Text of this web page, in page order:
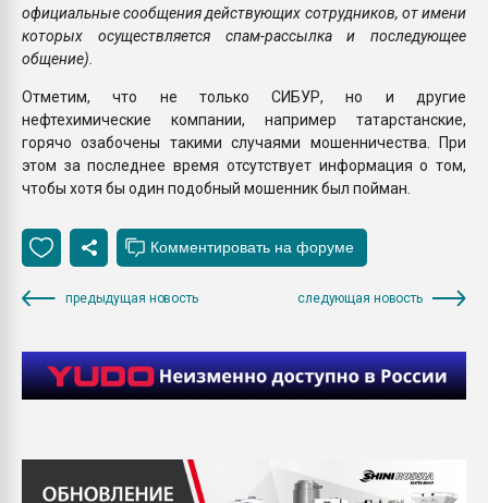
официальные сообщения действующих сотрудников, от имени
которых осуществляется спам-рассылка и последующее
общение).
Отметим, что не только СИБУР, но и другие
нефтехимические компании, например татарстанские,
горячо озабочены такими случаями мошенничества. При
этом за последнее время отсутствует информация о том,
чтобы хотя бы один подобный мошенник был пойман.
предыдущая новость следующая новость